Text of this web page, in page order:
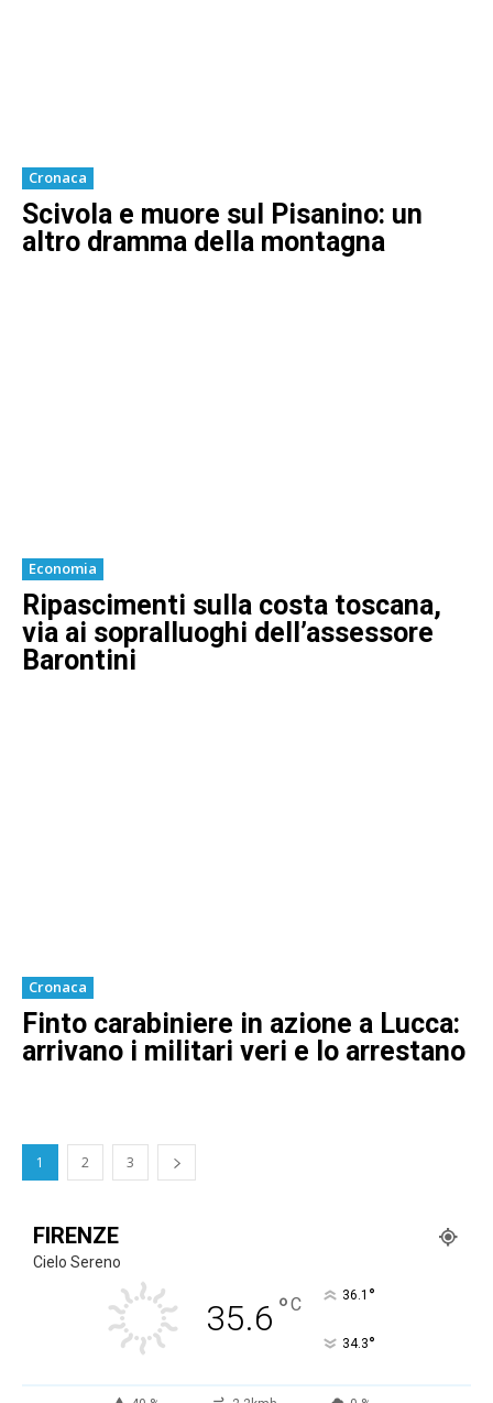
Cronaca
Scivola e muore sul Pisanino: un
altro dramma della montagna
Economia
Ripascimenti sulla costa toscana,
via ai sopralluoghi dell’assessore
Barontini
Cronaca
Finto carabiniere in azione a Lucca:
arrivano i militari veri e lo arrestano
1 2 3
FIRENZE
Cielo Sereno
35.6 °C 36.1 °
34.3°